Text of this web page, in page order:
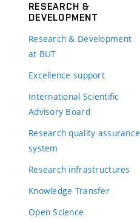
RESEARCH &
DEVELOPMENT
Research & Development
at BUT
Excellence support
International Scientific
Advisory Board
Research quality assurance
system
Research infrastructures
Knowledge Transfer
Open Science